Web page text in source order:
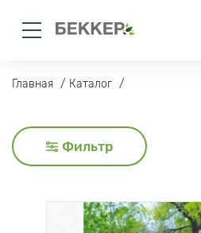
Главная Каталог
Фильтр